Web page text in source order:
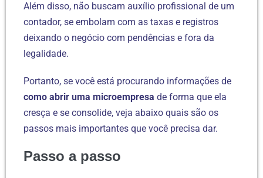
Além disso, não buscam auxílio profissional de um
contador, se embolam com as taxas e registros
deixando o negócio com pendências e fora da
legalidade.
Portanto, se você está procurando informações de
como abrir uma microempresa de forma que ela
cresça e se consolide, veja abaixo quais são os
passos mais importantes que você precisa dar.
Passo a passo